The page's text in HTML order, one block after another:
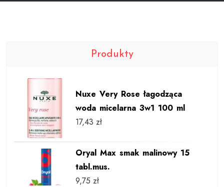
Produkty
Nuxe Very Rose łagodząca
woda micelarna 3w1 100 ml
17,43 zł
Oryal Max smak malinowy 15
tabl.mus.
9,75 zł